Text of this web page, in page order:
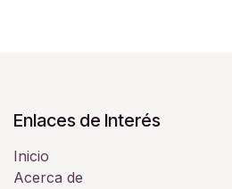
Enlaces de Interés
Inicio
Acerca de